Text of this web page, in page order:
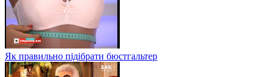
Як правильно підібрати бюстгальтер